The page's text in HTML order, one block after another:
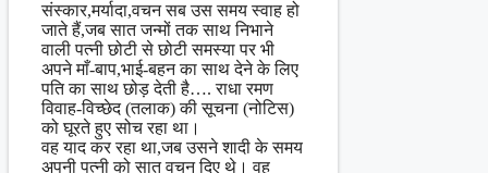
संस्कार,मर्यादा,वचन सब उस समय स्वाह हो
जाते हैं,जब सात जन्मों तक साथ निभाने
वाली पत्नी छोटी से छोटी समस्या पर भी
अपने माँ-बाप,भाई-बहन का साथ देने के लिए
पति का साथ छोड़ देती है…. राधा रमण
विवाह-विच्छेद (तलाक) की सूचना (नोटिस)
को घूरते हुए सोच रहा था।
वह याद कर रहा था,जब उसने शादी के समय
अपनी पत्नी को सात वचन दिए थे। वह